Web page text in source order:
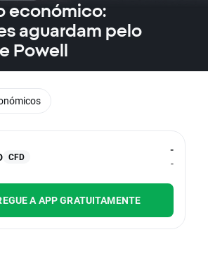
económico:
aguardam pelo
Powell
CFD
-
-
A APP GRATUITAMENTE